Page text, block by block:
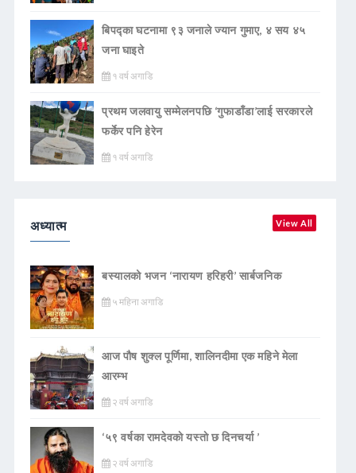
बिपद्का घटनामा ९३ जनाले ज्यान गुमाए, ४ सय ४५
जना घाइते
१ वर्ष अगाडि
प्रथम जलवायु सम्मेलनपछि ‘गुफाडाँडा’लाई सरकारले
फर्केर पनि हेरेन
१ वर्ष अगाडि
अध्यात्म View All
बस्यालको भजन ‘नारायण हरिहरी’ सार्बजनिक
५ महिना अगाडि
आज पौष शुक्ल पूर्णिमा, शालिनदीमा एक महिने मेला
आरम्भ
२ वर्ष अगाडि
‘५९ वर्षका रामदेवकाे यस्ताे छ दिनचर्या ’
२ वर्ष अगाडि